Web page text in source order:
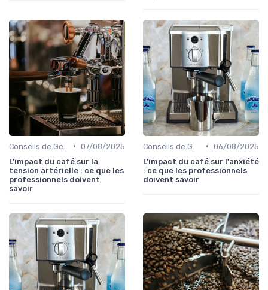
• 07/08/2025
L'impact du café sur la
tension artérielle : ce que les
professionnels doivent
savoir
• 06/08/2025
L'impact du café sur l'anxiété
: ce que les professionnels
doivent savoir